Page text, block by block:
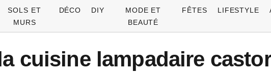
SOLS ET
MURS
DÉCO DIY
MODE ET
BEAUTÉ
FÊTES LIFESTYLE
cuisine lampadaire